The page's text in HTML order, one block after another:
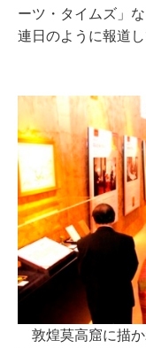
ーツ・タイムズ」
連日のように報道し
敦煌莫高窟に描か